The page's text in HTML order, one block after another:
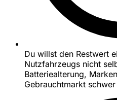
Du willst den Restwert
Nutzfahrzeugs nicht
Batteriealterung,
Gebrauchtmarkt